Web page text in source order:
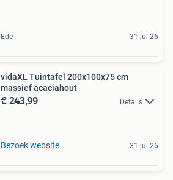
Ede 31 jul 26
vidaXL Tuintafel 200x100x75 cm
massief acaciahout
€ 243,99 Details
Bezoek website 31 jul 26